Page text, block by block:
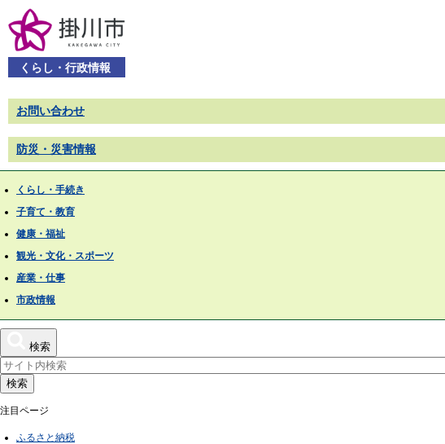
くらし・行政情報
お問い合わせ
防災・災害情報
くらし・手続き
子育て・教育
健康・福祉
観光・文化・スポーツ
産業・仕事
市政情報
検索
検索
注目ページ
ふるさと納税